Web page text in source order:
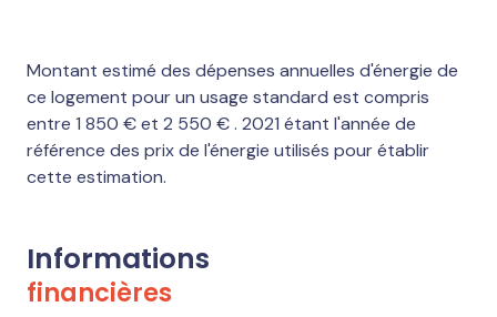
Montant estimé des dépenses annuelles d'énergie de
ce logement pour un usage standard est compris
entre 1 850 € et 2 550 € . 2021 étant l'année de
référence des prix de l'énergie utilisés pour établir
cette estimation.
Informations
financières